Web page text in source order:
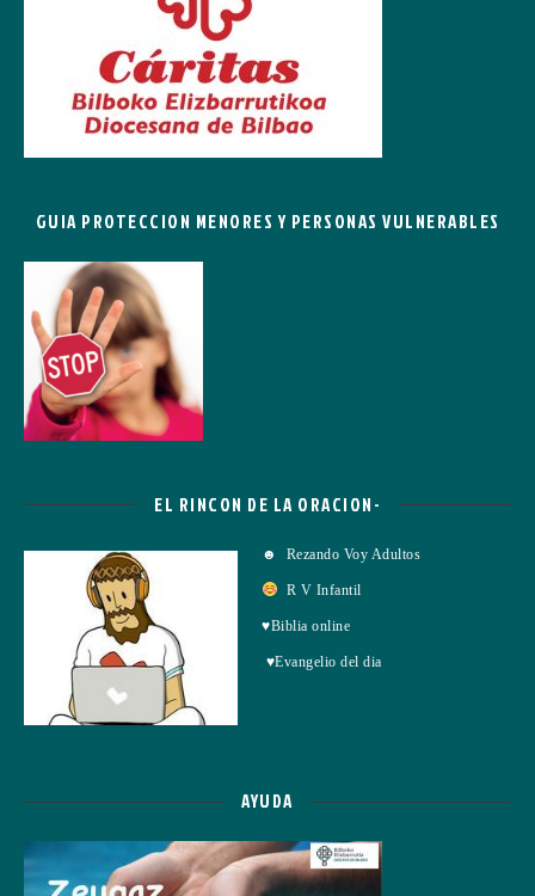
GUIA PROTECCION MENORES Y PERSONAS VULNERABLES
EL RINCON DE LA ORACION-
☻ Rezando Voy Adultos
R V Infantil
♥Biblia online
♥Evangelio del dia
AYUDA